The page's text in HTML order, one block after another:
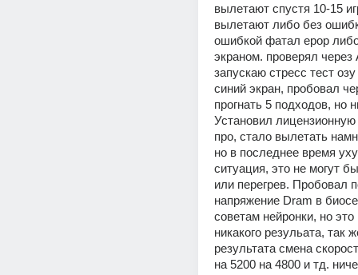
вылетают спустя 10-15
вылетают либо без
ошибкой фатал ерор
экраном. проверял через
запускаю стресс тест
синий экран, пробовал
прогнать 5 подходов, но
Установил лицензионную
про, стало вылетать
но в последнее время
ситуация, это не могут
или перегрев. Пробовал
напряжение Dram в
советам нейронки, но
никакого резульата, так
результата смена
на 5200 на 4800 и тд.